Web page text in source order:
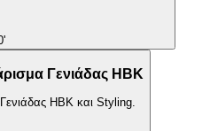
Γενιάδας HBK
HBK και Styling.